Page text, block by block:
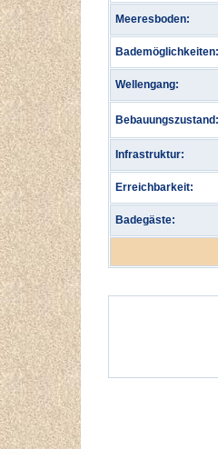
Meeresboden:
Bademöglichkeiten:
Wellengang:
Bebauungszustand:
Infrastruktur:
Erreichbarkeit:
Badegäste: